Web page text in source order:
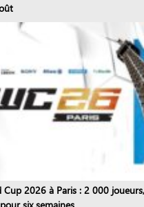
Cup 2026 à Paris : 2 000